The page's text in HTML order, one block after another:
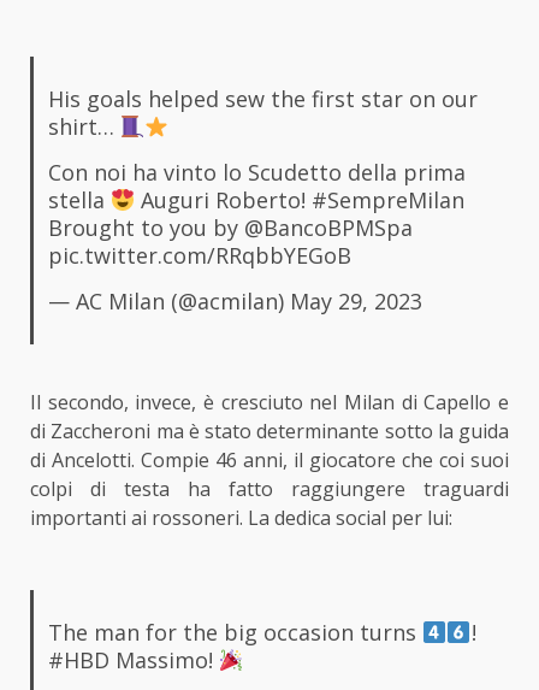
His goals helped sew the first star on our
shirt…
Con noi ha vinto lo Scudetto della prima
stella
Auguri Roberto! #SempreMilan
Brought to you by @BancoBPMSpa
pic.twitter.com/RRqbbYEGoB
— AC Milan (@acmilan) May 29, 2023
Il secondo, invece, è cresciuto nel Milan di Capello e
di Zaccheroni ma è stato determinante sotto la guida
di Ancelotti. Compie 46 anni, il giocatore che coi suoi
colpi di testa ha fatto raggiungere traguardi
importanti ai rossoneri. La dedica social per lui:
The man for the big occasion turns
!
#HBD Massimo!